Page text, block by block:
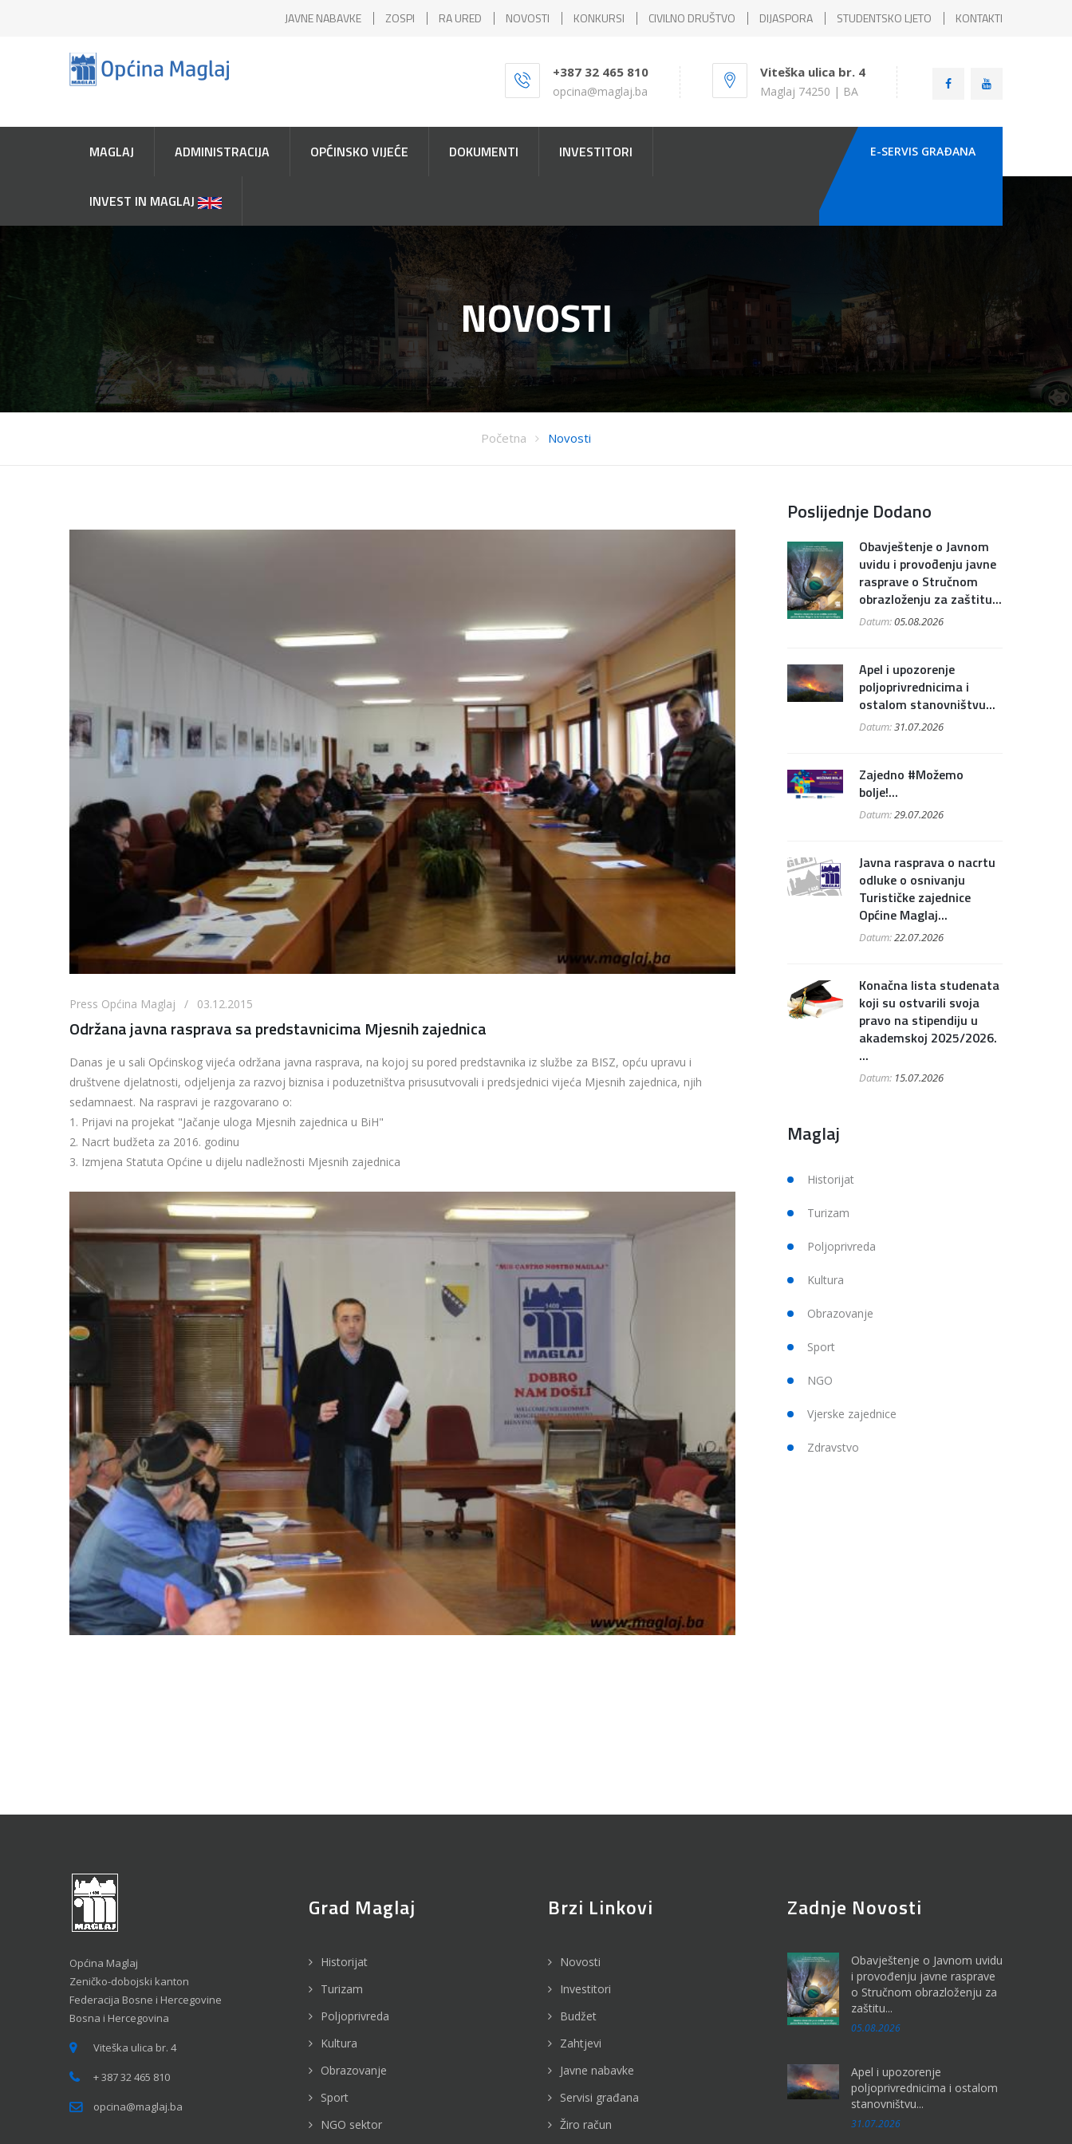
JAVNE NABAVKE ZOSPI RA URED NOVOSTI KONKURSI CIVILNO DRUŠTVO DIJASPORA STUDENTSKO LJETO KONTAKTI
+387 32 465 810
opcina@maglaj.ba
Viteška ulica br. 4
Maglaj 74250 | BA
MAGLAJ ADMINISTRACIJA OPĆINSKO VIJEĆE DOKUMENTI INVESTITORI
INVEST IN MAGLAJ
E-SERVIS GRAÐANA
NOVOSTI
Početna Novosti
Press Općina Maglaj / 03.12.2015
Održana javna rasprava sa predstavnicima Mjesnih zajednica
Danas je u sali Općinskog vijeća održana javna rasprava, na kojoj su pored predstavnika iz službe za BISZ, opću upravu i
društvene djelatnosti, odjeljenja za razvoj biznisa i poduzetništva prisusutvovali i predsjednici vijeća Mjesnih zajednica, njih
sedamnaest. Na raspravi je razgovarano o:
1. Prijavi na projekat "Jačanje uloga Mjesnih zajednica u BiH"
2. Nacrt budžeta za 2016. godinu
3. Izmjena Statuta Općine u dijelu nadležnosti Mjesnih zajednica
Poslijednje Dodano
Obavještenje o Javnom
uvidu i provođenju javne
rasprave o Stručnom
obrazloženju za zaštitu...
Datum:05.08.2026
Apel i upozorenje
poljoprivrednicima i
ostalom stanovništvu...
Datum:31.07.2026
Zajedno #Možemo
bolje!...
Datum:29.07.2026
Javna rasprava o nacrtu
odluke o osnivanju
Turističke zajednice
Općine Maglaj...
Datum:22.07.2026
Konačna lista studenata
koji su ostvarili svoja
pravo na stipendiju u
akademskoj 2025/2026.
...
Datum: 15.07.2026
Maglaj
Historijat
Turizam
Poljoprivreda
Kultura
Obrazovanje
Sport
NGO
Vjerske zajednice
Zdravstvo
Općina Maglaj
Zeničko-dobojski kanton
Federacija Bosne i Hercegovine
Bosna i Hercegovina
Viteška ulica br. 4
+ 387 32 465 810
opcina@maglaj.ba
Grad Maglaj
Historijat
Turizam
Poljoprivreda
Kultura
Obrazovanje
Sport
NGO sektor
Brzi Linkovi
Novosti
Investitori
Budžet
Zahtjevi
Javne nabavke
Servisi građana
Žiro račun
Zadnje Novosti
Obavještenje o Javnom uvidu
i provođenju javne rasprave
o Stručnom obrazloženju za
zaštitu...
05.08.2026
Apel i upozorenje
poljoprivrednicima i ostalom
stanovništvu...
31.07.2026